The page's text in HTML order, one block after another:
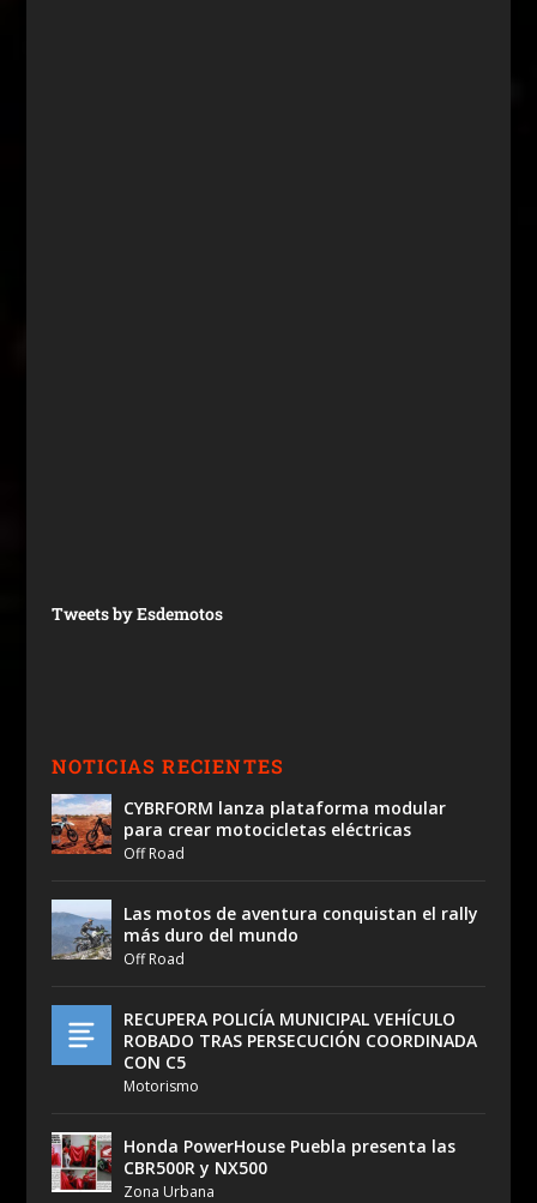
Tweets by Esdemotos
NOTICIAS RECIENTES
CYBRFORM lanza plataforma modular
para crear motocicletas eléctricas
Off Road
Las motos de aventura conquistan el rally
más duro del mundo
Off Road
RECUPERA POLICÍA MUNICIPAL VEHÍCULO
ROBADO TRAS PERSECUCIÓN COORDINADA
CON C5
Motorismo
Honda PowerHouse Puebla presenta las
CBR500R y NX500
Zona Urbana